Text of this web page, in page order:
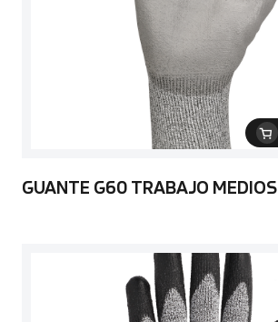
GUANTE G60 TRABAJO MEDIOS